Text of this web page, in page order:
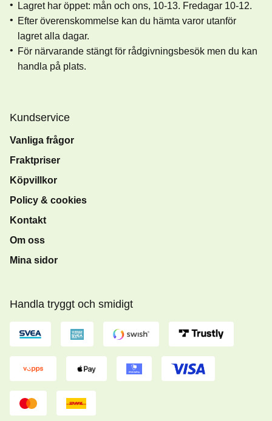
Lagret har öppet: mån och ons, 10-13. Fredagar 10-12.
Efter överenskommelse kan du hämta varor utanför
lagret alla dagar.
För närvarande stängt för rådgivningsbesök men du kan
handla på plats.
Kundservice
Vanliga frågor
Fraktpriser
Köpvillkor
Policy & cookies
Kontakt
Om oss
Mina sidor
Handla tryggt och smidigt